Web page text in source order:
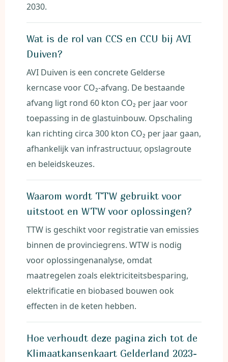
2030.
Wat is de rol van CCS en CCU bij AVI
Duiven?
AVI Duiven is een concrete Gelderse
kerncase voor CO₂-afvang. De bestaande
afvang ligt rond 60 kton CO₂ per jaar voor
toepassing in de glastuinbouw. Opschaling
kan richting circa 300 kton CO₂ per jaar gaan,
afhankelijk van infrastructuur, opslagroute
en beleidskeuzes.
Waarom wordt TTW gebruikt voor
uitstoot en WTW voor oplossingen?
TTW is geschikt voor registratie van emissies
binnen de provinciegrens. WTW is nodig
voor oplossingenanalyse, omdat
maatregelen zoals elektriciteitsbesparing,
elektrificatie en biobased bouwen ook
effecten in de keten hebben.
Hoe verhoudt deze pagina zich tot de
Klimaatkansenkaart Gelderland 2023-